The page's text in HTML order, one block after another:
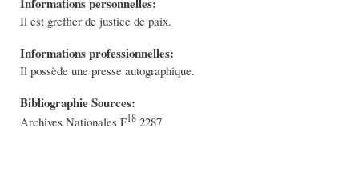
Il est greffier de justice de paix.
Informations professionnelles:
Il possède une presse autographique.
Bibliographie Sources:
Archives Nationales F18 2287